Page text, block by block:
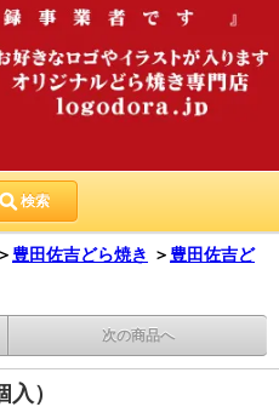
検索
＞ 豊田佐吉どら焼き ＞ 豊田佐吉ど
次の商品へ
）